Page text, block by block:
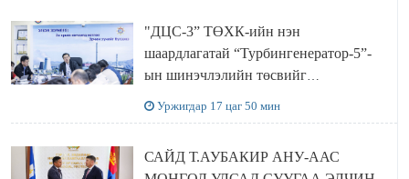
"ДЦС-3” ТӨХК-ийн нэн
шаардлагатай “Турбингенератор-5”-
ын шинэчлэлийн төсвийг
Уржигдар 17 цаг 50 мин
САЙД Т.АУБАКИР АНУ-ААС